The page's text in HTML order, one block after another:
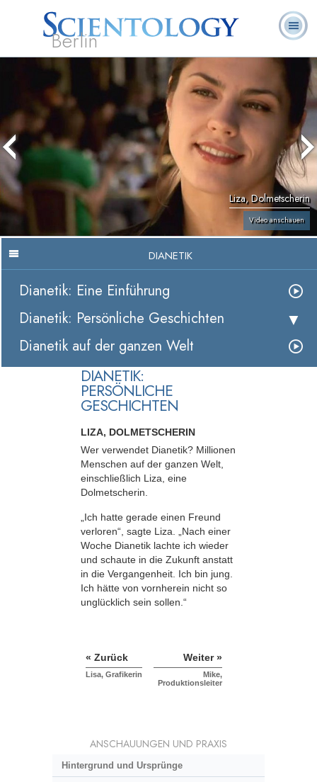
Berlin
L. Ron
Ehrenamtliche
Geistliche
Bücher
Liza, Dolmetscherin
Video anschauen
DIANETIK
Dianetik: Eine Einführung
Dianetik: Persönliche Geschichten
Dianetik auf der ganzen Welt
DIANETIK:
PERSÖNLICHE
GESCHICHTEN
LIZA, DOLMETSCHERIN
Wer verwendet Dianetik? Millionen
Menschen auf der ganzen Welt,
einschließlich Liza, eine
Dolmetscherin.
„Ich hatte gerade einen Freund
verloren“, sagte Liza. „Nach einer
Woche Dianetik lachte ich wieder
und schaute in die Zukunft anstatt
in die Vergangenheit. Ich bin jung.
Ich hätte von vornherein nicht so
unglücklich sein sollen.“
« Zurück
Lisa, Grafikerin
Weiter »
Mike,
Produktionsleiter
ANSCHAUUNGEN UND PRAXIS
Hintergrund und Ursprünge